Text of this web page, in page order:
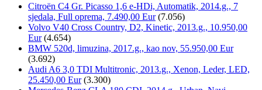
Citroën C4 Gr. Picasso 1,6 e-HDi, Automatik, 2014.g., 7
sjedala, Full oprema, 7.490,00 Eur (7.056)
Volvo V40 Cross Country, D2, Kinetic, 2013.g., 10.950,00
Eur (4.654)
BMW 520d, limuzina, 2017.g., kao nov, 55.950,00 Eur
(3.692)
Audi A6 3,0 TDI Multitronic, 2013.g., Xenon, Leder, LED,
25.450,00 Eur (3.300)